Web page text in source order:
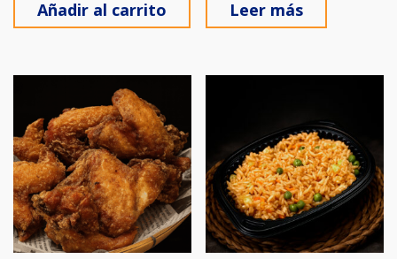
Añadir al carrito Leer más